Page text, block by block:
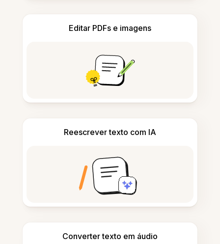
Editar PDFs e imagens
Reescrever texto com IA
Converter texto em áudio